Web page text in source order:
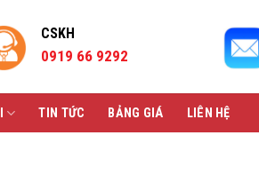
CSKH
0919 66 9292
TIN TỨC BẢNG GIÁ LIÊN HỆ